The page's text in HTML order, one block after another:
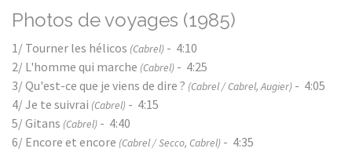
Photos de voyages (1985)
1/ Tourner les hélicos (Cabrel) - 4:10
2/ L'homme qui marche (Cabrel) - 4:25
3/ Qu'est-ce que je viens de dire ? (Cabrel / Cabrel, Augier) - 4:05
4/ Je te suivrai (Cabrel) - 4:15
5/ Gitans (Cabrel) - 4:40
6/ Encore et encore (Cabrel / Secco, Cabrel) - 4:35